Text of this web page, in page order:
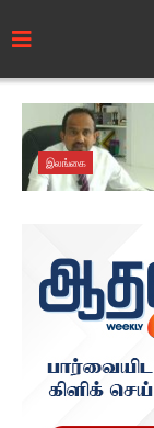
இலங்கை